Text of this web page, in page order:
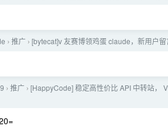
› 推广 › [bytecat]v 友赛博领鸡蛋 claude，新用户
› 推广 › [HappyCode] 稳定高性价比 API 中转站，